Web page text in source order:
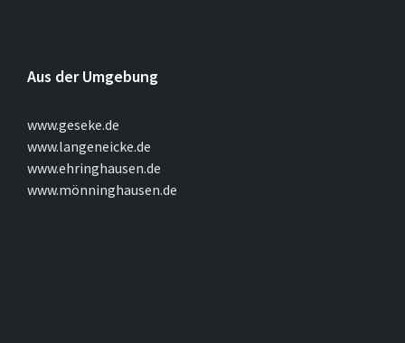
Aus der Umgebung
www.geseke.de
www.langeneicke.de
www.ehringhausen.de
www.mönninghausen.de